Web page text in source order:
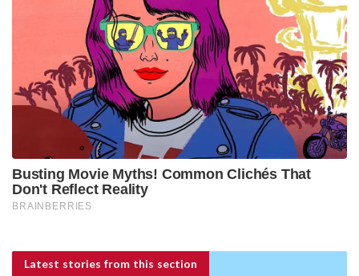
Latest stories from this section